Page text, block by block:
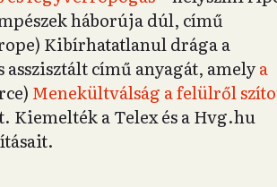
háborúja dúl, című
Kibírhatatlanul drága a
asszisztált című anyagát, amelya
Menekültválság a felülről
Kiemelték a Telex és a Hvg.hu